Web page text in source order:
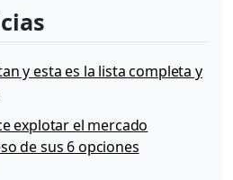
y esta es la lista completa y
explotar el mercado
de sus 6 opciones